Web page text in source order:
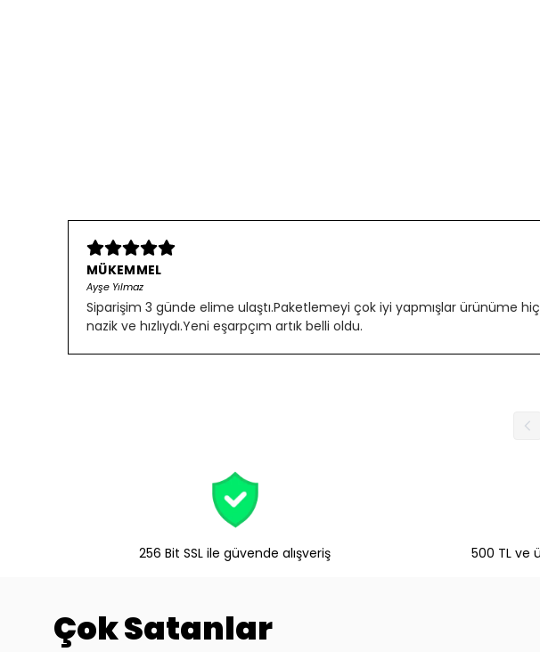
MÜKEMMEL
Ayşe Yılmaz
Siparişim 3 günde elime ulaştı.Paketlemeyi çok iyi yapmışlar ürünüme
nazik ve hızlıydı.Yeni eşarpçım artık belli oldu.
256 Bit SSL ile güvende alışveriş 500 TL ve
Çok Satanlar